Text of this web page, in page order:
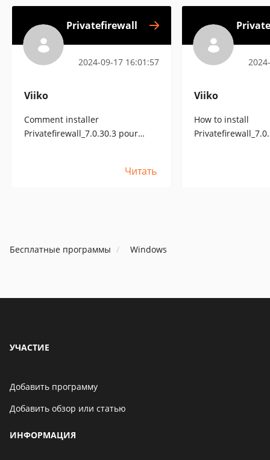
Privatefirewall
2024-09-17 16:01:57
Viiko
Comment installer
Privatefirewall_7.0.30.3 pour
lien direct ici, mais c'est interdit,
WINDOWS 10, il y aura des
Читать
Viiko
How to install
Бесплатные программы Windows
УЧАСТИЕ
Добавить программу
Добавить обзор или статью
ИНФОРМАЦИЯ